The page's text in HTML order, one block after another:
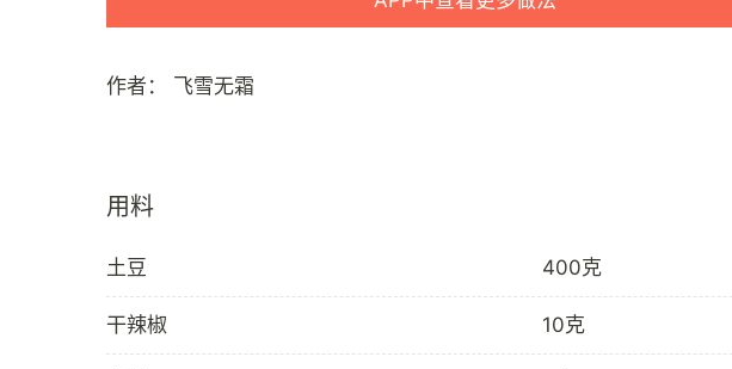
作者： 飞雪无霜
用料
土豆 400克
干辣椒 10克